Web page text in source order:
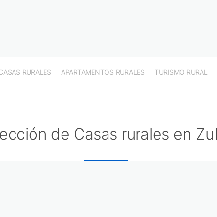
RURALES APARTAMENTOS RURALES TURISMO RURAL
de Casas rurales en